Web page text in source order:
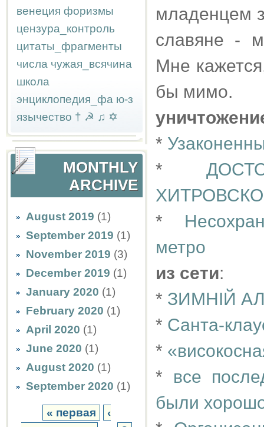
венеция форизмы
цензура_контроль
цитаты_фрагменты
числа чужая_всячина
школа
энциклопедия_фа ю-з
язычество † ☭ ♫ ✡
MONTHLY
ARCHIVE
August 2019 (1)
September 2019 (1)
November 2019 (3)
December 2019 (1)
January 2020 (1)
February 2020 (1)
April 2020 (1)
June 2020 (1)
August 2020 (1)
September 2020 (1)
« первая
‹
младенцем
славяне -
Мне
бы мимо.
*
*
*
метро
из сети:
* ЗИМНIЙ
* Санта-
*
* все
были